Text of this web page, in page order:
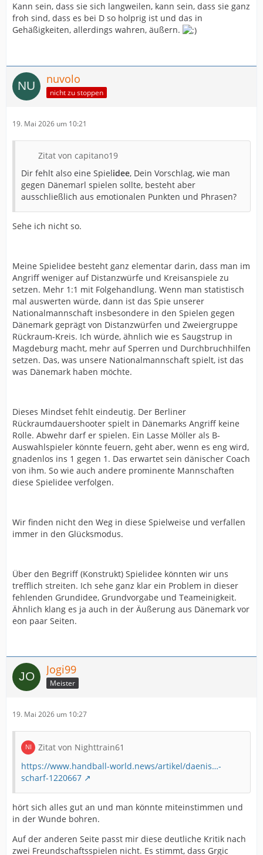
Kann sein, dass sie sich langweilen, kann sein, dass sie ganz
froh sind, dass es bei D so holprig ist und das in
Gehäßigkeiten, allerdings wahren, äußern.
nuvolo
nicht zu stoppen
19. Mai 2026 um 10:21
Zitat von capitano19
Dir fehlt also eine Spielidee, Dein Vorschlag, wie man
gegen Dänemarl spielen sollte, besteht aber
ausschließlich aus emotionalen Punkten und Phrasen?
Sehe ich nicht so.
Meine Spielidee besteht ganz elementar darin, dass man im
Angriff weniger auf Distanzwürfe und Kreisanspiele zu
setzen. Mehr 1:1 mit Folgehandlung. Wenn man statistisch
mal auswerten würde, dann ist das Spie unserer
Nationalmannschaft insbesondere in den Spielen gegen
Dänemark geprägt von Distanzwürfen und Zweiergruppe
Rückraum-Kreis. Ich würde, ähnlich wie es Saugstrup in
Magdeburg macht, mehr auf Sperren und Durchbruchhilfen
setzen. Das, was unsere Nationalmannschaft spielt, ist das
was Dänemark haben möchte.
Dieses Mindset fehlt eindeutig. Der Berliner
Rückraumdauershooter spielt in Dänemarks Angriff keine
Rolle. Abwehr darf er spielen. Ein Lasse Möller als B-
Auswahlspieler könnte feuern, geht aber, wenn es eng wird,
gnadenlos ins 1 gegen 1. Das erwartet sein dänischer Coach
von ihm. So wie auch andere prominente Mannschaften
diese Spielidee verfolgen.
Wir finden nicht den Weg in diese Spielweise und verfallen
immer in den Glücksmodus.
Über den Begriff (Konstrukt) Spielidee könnten wir uns
trefflich streiten. Ich sehe ganz klar ein Problem in dieser
fehlenden Grundidee, Grundvorgabe und Teameinigkeit.
Ähnlich klang es ja auch in der Äußerung aus Dänemark vor
eon paar Seiten.
Jogi99
Meister
19. Mai 2026 um 10:27
Zitat von Nighttrain61
https://www.handball-world.news/artikel/daenis…-
scharf-1220667
hört sich alles gut an und man könnte miteinstimmen und
in der Wunde bohren.
Auf der anderen Seite passt mir diese deutliche Kritik nach
zwei Freundschaftsspielen nicht. Es stimmt, dass Grgic